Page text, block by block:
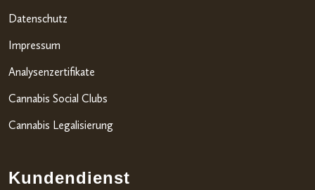
Datenschutz
Impressum
Analysenzertifikate
Cannabis Social Clubs
Cannabis Legalisierung
Kundendienst